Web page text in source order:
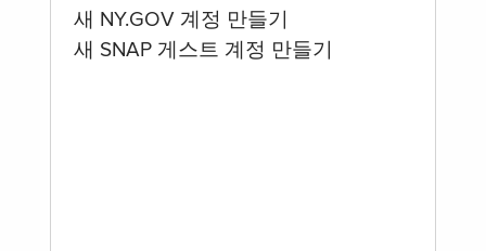
새 NY.GOV 계정 만들기
새 SNAP 게스트 계정 만들기